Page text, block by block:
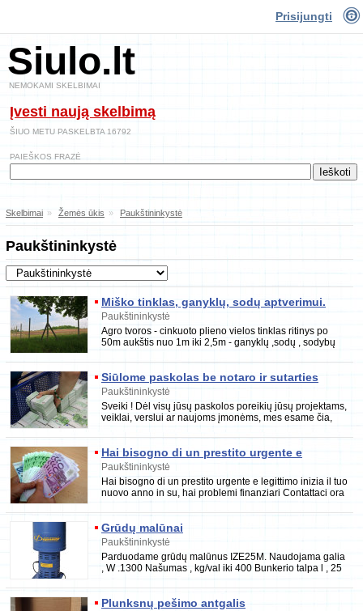
Prisijungti
Siulo.lt
NEMOKAMI SKELBIMAI
Įvesti naują skelbimą
ŠIUO METU PASKELBTA 16792
PAIEŠKOS FRAZĖ
Skelbimai » Žemės ūkis » Paukštininkystė
Paukštininkystė
Miško tinklas, ganyklų, sodų aptverimui.
tvoros montažas
Paukštininkystė
Agro tvoros - cinkuoto plieno vielos tinklas ritinys po
50m aukštis nuo 1m iki 2,5m - ganyklų ,sodų , sodybų
Siūlome paskolas be notaro ir sutarties
mokesčių
Paukštininkystė
Sveiki ! Dėl visų jūsų paskolos poreikių jūsų projektams,
veiklai, verslui ar naujoms įmonėms, mes esame čia,
Hai bisogno di un prestito urgente e
legittimo
Paukštininkystė
Hai bisogno di un prestito urgente e legittimo inizia il tuo
nuovo anno in su, hai problemi finanziari Contattaci ora
Grūdų malūnai
Paukštininkystė
Parduodame grūdų malūnus IZE25M. Naudojama galia
, W .1300 Našumas , kg/val iki 400 Bunkerio talpa l , 25
Plunksnų pešimo antgalis